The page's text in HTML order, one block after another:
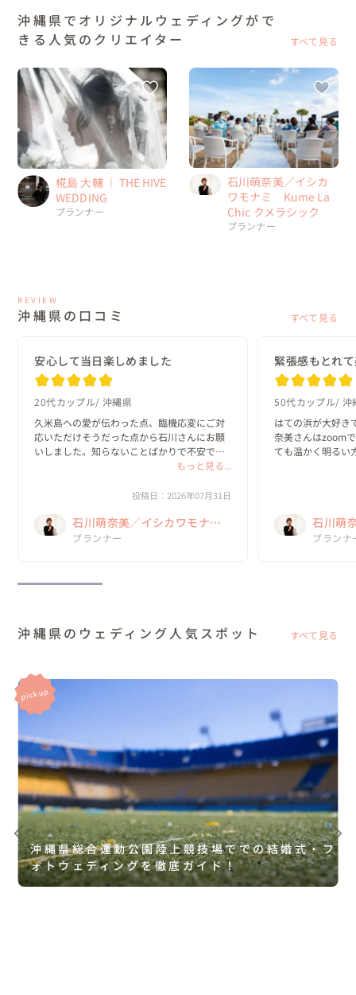
沖縄県でオリジナルウェディングがで
きる人気のクリエイター
すべて見る
椛島 大輔 ｜ THE HIVE
WEDDING
プランナー
石川萌奈美／イシカ
ワモナミ Kume La
Chic クメラシック
プランナー
REVIEW
沖縄県の口コミ すべて見る
安心して当日楽しめました
20代カップル 沖縄県
久米島への愛が伝わった点、臨機応変にご対
応いただけそうだった点から石川さんにお願
いしました。知らないことばかりで不安でし
たが、丁寧に回答してくださり安心して当日
すが、なんとかお天気にも恵まれて素敵な思
もっと見る...
投稿日：2026年07月31日
石川萌奈美／イシカワモナ
ミ Kume La Chic クメラシッ
プランナー
緊張感もとれ
50代カップル 沖
はての浜が大好き
奈美さんはzoom
ても温かく明るい
石川萌
ミ
プランナ
沖縄県のウェディング人気スポット すべて見る
沖縄県総合運動公園陸上競技場ででの結婚式・フ
ォトウェディングを徹底ガイド！